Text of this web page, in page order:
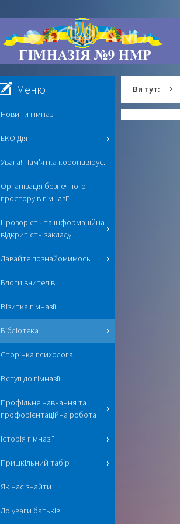
Ви тут:
Меню
Новини гімназії
ЕКО Дія
Увага! Пам'ятка коронавірус.
Організація безпечного
простору в гімназії
Прозорість та інформаційна
відкритість закладу
Давайте познайомимось
Блоги вчителів
Візитка гімназії
Бібліотека
Сторінка психолога
Вступ до гімназії
Профільне навчання та
профорієнтаційна робота
Історія гімназії
Пришкільний табір
Як нас знайти
До уваги батьків